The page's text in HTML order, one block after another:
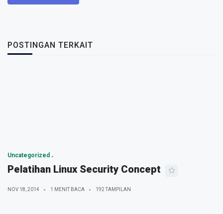
POSTINGAN TERKAIT
Uncategorized
Pelatihan Linux Security Concept
NOV 18, 2014 1 MENIT BACA 192 TAMPILAN